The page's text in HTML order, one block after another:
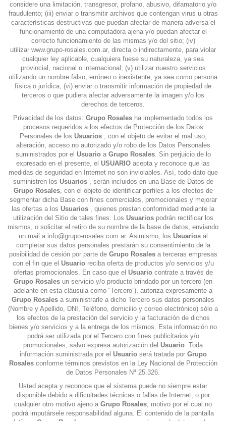
considere una limitación, transgresor, profano, abusivo, difamatorio y/o
fraudulento; (iii) enviar o transmitir archivos que contengan virus u otras
características destructivas que puedan afectar de manera adversa el
funcionamiento de una computadora ajena y/o puedan afectar el
correcto funcionamiento de las mismas y/o del sitio; (iv)
utilizar www.grupo-rosales.com.ar, directa o indirectamente, para violar
cualquier ley aplicable, cualquiera fuese su naturaleza, ya sea
provincial, nacional o internacional; (v) utilizar nuestro servicios
utilizando un nombre falso, erróneo o inexistente, ya sea como persona
física o jurídica; (vi) enviar o transmitir información de propiedad de
terceros o que pudiera afectar adversamente la imagen y/o los
derechos de terceros.
Privacidad de los datos: Grupo Rosales ha implementado todos los
procesos requeridos a los efectos de Protección de los Datos
Personales de los Usuarios, con el objeto de evitar el mal uso,
alteración, acceso no autorizado y/o robo de los Datos Personales
suministrados por el Usuarioa Grupo Rosales. Sin perjuicio de lo
expresado en el presente, el USUARIO acepta y reconoce que las
medidas de seguridad en Internet no son inviolables. Así, todo dato que
suministren los Usuarios, serán incluidos en una Base de Datos de
Grupo Rosales, con el objeto de identificar perfiles a los efectos de
segmentar dicha Base con fines comerciales, promocionales y mejorar
las ofertas a los Usuarios , quienes prestan conformidad mediante la
utilización del Sitio de tales fines. Los Usuariospodrán rectificar los
mismos, o solicitar el retiro de su nombre de la base de datos, enviando
un mail a info@grupo-rosales.com.ar. Asimismo, los Usuariosal
completar sus datos personales prestarán su consentimiento de la
posibilidad de cesión por parte de Grupo Rosalesa terceras empresas
con el fin que el Usuarioreciba oferta de productos y/o servicios y/u
ofertas promocionales. En caso que el Usuariocontrate a través de
Grupo Rosales un servicio y/o producto brindado por un tercero (en
adelante en esta cláusula como “Tercero”), autoriza expresamente a
Grupo Rosales a suministrarle a dicho Tercero sus datos personales
(Nombre y Apellido, DNI, Teléfono, domicilio y correo electrónico) sólo a
los efectos de la prestación del servicio y la facturación de dichos
bienes y/o servicios y a la entrega de los mismos. Esta información no
podrá ser utilizada por el Tercero con fines publicitarios y/o
promocionales, salvo expresa autorización del Usuario. Toda
información suministrada por el Usuarioserá tratada por Grupo
Rosalesconforme términos previstos en la Ley Nacional de Protección
de Datos Personales Nª 25.326.
Usted acepta y reconoce que el sistema puede no siempre estar
disponible debido a dificultades técnicas o fallas de Internet, o por
cualquier otro motivo ajeno a Grupo Rosales, motivo por el cual no
podrá imputársele responsabilidad alguna. El contenido de la pantalla